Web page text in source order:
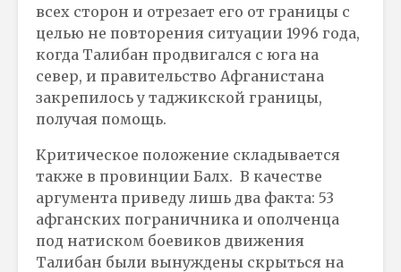
всех сторон и отрезает его от границы с
целью не повторения ситуации 1996 года,
когда Талибан продвигался с юга на
север, и правительство Афганистана
закрепилось у таджикской границы,
получая помощь.
Критическое положение складывается
также в провинции Балх. В качестве
аргумента приведу лишь два факта: 53
афганских пограничника и ополченца
под натиском боевиков движения
Талибан были вынуждены скрыться на